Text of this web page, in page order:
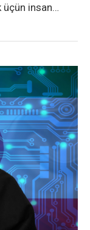
üçün insan…